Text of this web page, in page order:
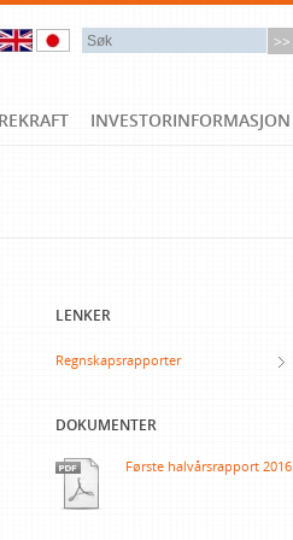
INVESTORINFORMASJON
LENKER
Regnskapsrapporter
DOKUMENTER
Første halvårsrapport 2016